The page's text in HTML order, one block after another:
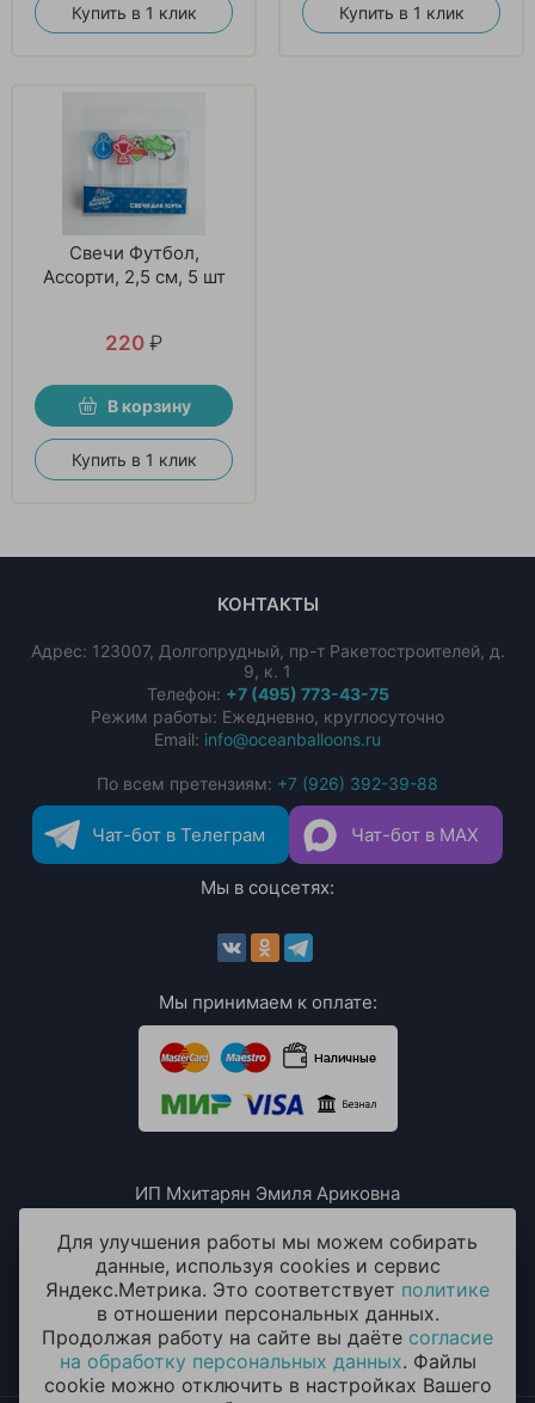
Купить в 1 клик Купить в 1 клик
Свечи Футбол,
Ассорти, 2,5 см, 5 шт
220 ₽
В корзину
Купить в 1 клик
КОНТАКТЫ
Адрес: 123007, Долгопрудный, пр-т Ракетостроителей, д.
9, к. 1
Телефон: +7 (495) 773-43-75
Режим работы: Ежедневно, круглосуточно
Email: info@oceanballoons.ru
По всем претензиям: +7 (926) 392-39-88
Чат-бот в Телеграм Чат-бот в MAX
Мы в соцсетях:
Мы принимаем к оплате:
ИП Мхитарян Эмиля Ариковна
ИНН: 771385063807
ОГРН / ОГРНИП: 319508100076230
Для улучшения работы мы можем собирать
данные, используя cookies и сервис
Яндекс.Метрика. Это соответствует политике
в отношении персональных данных.
Продолжая работу на сайте вы даёте согласие
на обработку персональных данных. Файлы
cookie можно отключить в настройках Вашего